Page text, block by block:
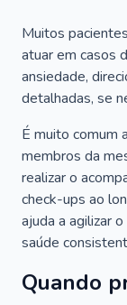
Muitos
atuar em casos
ansiedade,
detalhadas, se
É muito comum
membros da
realizar o
check-ups ao
ajuda a agilizar
saúde
Quando